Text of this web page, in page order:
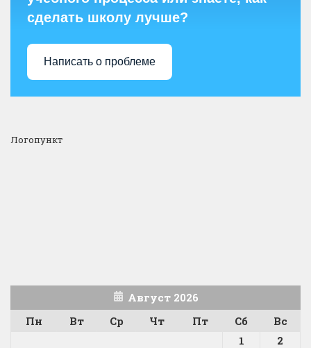
сделать школу лучше?
Написать о проблеме
Логопункт
Август 2026
Пн
Вт Ср Чт Пт Сб
Вс
1
2